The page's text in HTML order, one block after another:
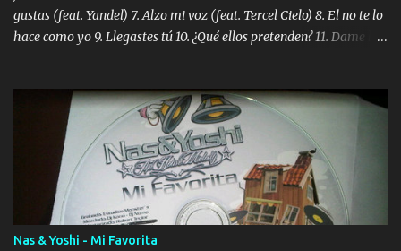
gustas (feat. Yandel) 7. Alzo mi voz (feat. Tercel Cielo) 8. El no te lo
hace como yo 9. Llegastes tú 10. ¿Qué ellos pretenden? 11. Dame la
Digital Booklet – Invicto ----------------------------- Nota:
Album proposto al massimo della qualità in formato iTunes Plus
AAC M4A; comprato su iTunes e a disposizione vostra per il
download. REGGAETON ITALIA Nosotros Somos Los Del
Momento!
Nas & Yoshi - Mi Favorita